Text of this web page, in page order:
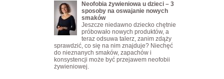
Neofobia żywieniowa u dzieci – 3
sposoby na oswajanie nowych
smaków
Jeszcze niedawno dziecko chętnie
próbowało nowych produktów, a
teraz odsuwa talerz, zanim zdąży
sprawdzić, co się na nim znajduje? Niechęć
do nieznanych smaków, zapachów i
konsystencji może być przejawem neofobii
żywieniowej.